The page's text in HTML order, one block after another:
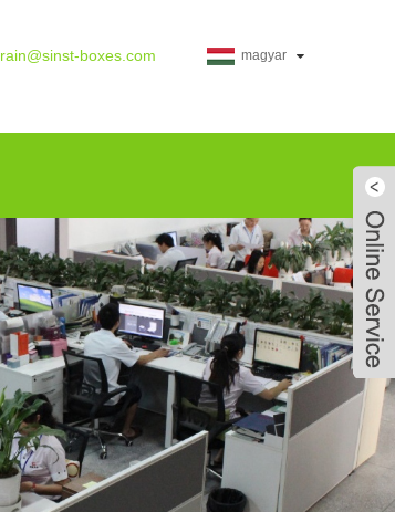
magyar
rain@sinst-boxes.com